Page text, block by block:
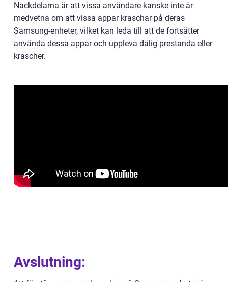
Nackdelarna är att vissa användare kanske inte är
medvetna om att vissa appar kraschar på deras
Samsung-enheter, vilket kan leda till att de fortsätter
använda dessa appar och uppleva dålig prestanda eller
krascher.
Avslutning: